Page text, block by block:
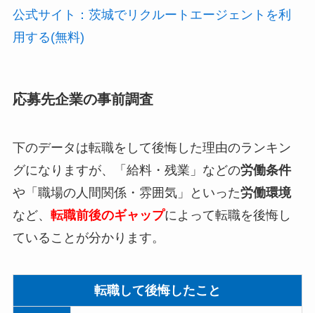
公式サイト：茨城でリクルートエージェントを利
用する(無料)
応募先企業の事前調査
下のデータは転職をして後悔した理由のランキン
グになりますが、「給料・残業」などの労働条件
や「職場の人間関係・雰囲気」といった労働環境
など、 転職前後のギャップによって転職を後悔し
ていることが分かります。
転職して後悔したこと